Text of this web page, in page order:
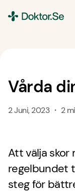
Vårda
2 Juni, 2023 ・ 2
Att välja skor
regelbundet
steg för